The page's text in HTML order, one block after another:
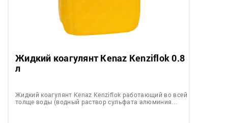
Жидкий коагулянт Kenaz Kenziflok 0.8
л
Жидкий коагулянт Kenaz Kenziflok работающий во всей
толще воды (водный раствор сульфата алюминия…